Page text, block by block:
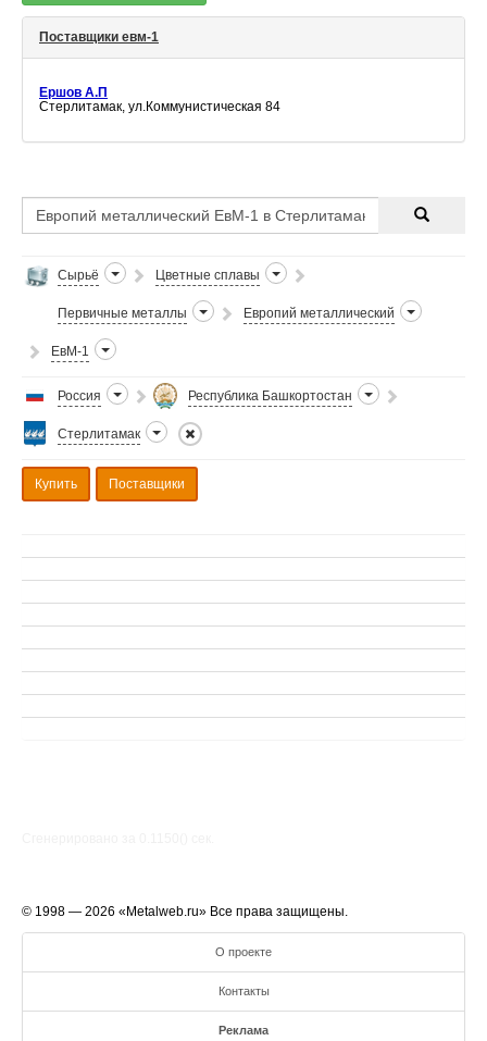
Поставщики евм-1
Ершов А.П
Стерлитамак, ул.Коммунистическая 84
Сырьё Цветные сплавы
Первичные металлы Европий металлический
ЕвМ-1
Россия Республика Башкортостан
Стерлитамак
Купить Поставщики
© 1998 — 2026 «Metalweb.ru» Все права защищены.
О проекте
Контакты
Реклама